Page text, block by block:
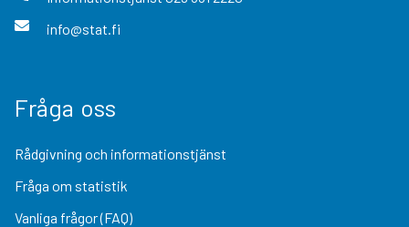
info@stat.fi
Fråga oss
Rådgivning och informationstjänst
Fråga om statistik
Vanliga frågor (FAQ)